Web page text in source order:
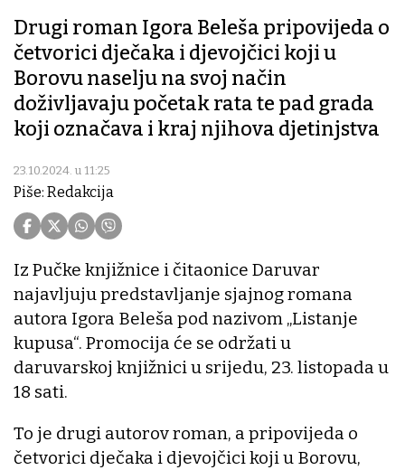
Drugi roman Igora Beleša pripovijeda o
četvorici dječaka i djevojčici koji u
Borovu naselju na svoj način
doživljavaju početak rata te pad grada
koji označava i kraj njihova djetinjstva
23.10.2024. u 11:25
Piše: Redakcija
Iz Pučke knjižnice i čitaonice Daruvar
najavljuju predstavljanje sjajnog romana
autora Igora Beleša pod nazivom „Listanje
kupusa“. Promocija će se održati u
daruvarskoj knjižnici u srijedu, 23. listopada u
18 sati.
To je drugi autorov roman, a pripovijeda o
četvorici dječaka i djevojčici koji u Borovu,